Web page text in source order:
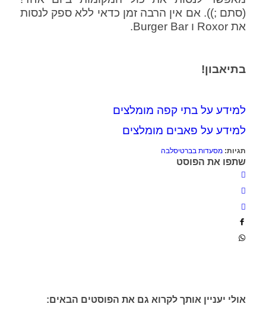
(סתם ;)). אם אין הרבה זמן כדאי ללא ספק לנסות
את Roxor ו Burger Bar.
בתיאבון!
למידע על בתי קפה מומלצים
למידע על פאבים מומלצים
תגיות: מסעדות בברטיסלבה
שתפו את הפוסט
אולי יעניין אותך לקרוא גם את הפוסטים הבאים: